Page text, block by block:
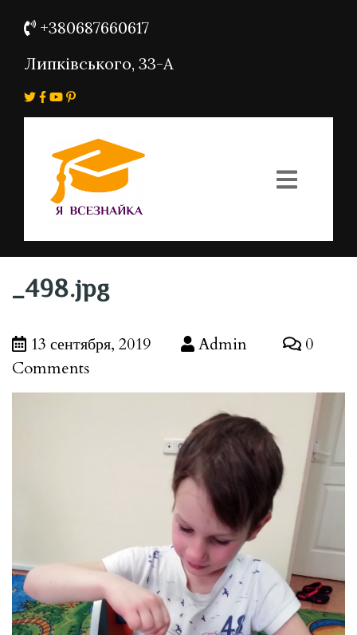
+380687660617
Липківського, 33-А
_498.jpg
13 сентября, 2019 Admin
0
Comments